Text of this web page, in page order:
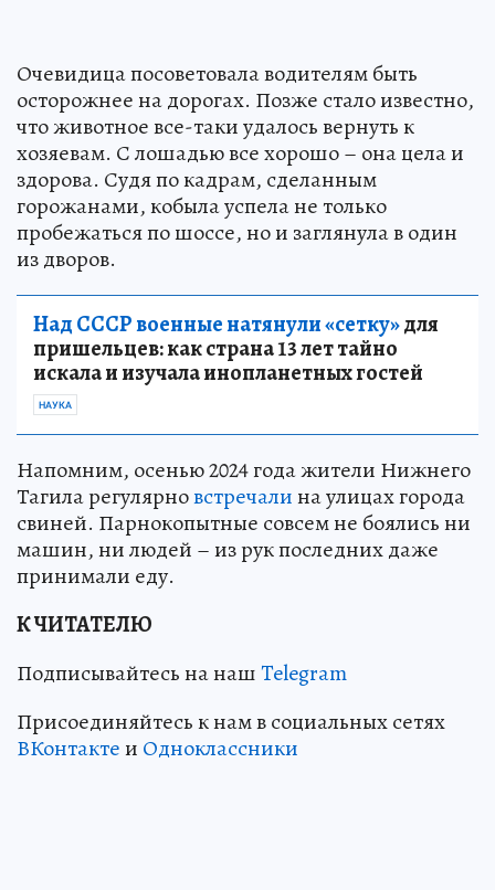
Очевидица посоветовала водителям быть
осторожнее на дорогах. Позже стало известно,
что животное все-таки удалось вернуть к
хозяевам. С лошадью все хорошо – она цела и
здорова. Судя по кадрам, сделанным
горожанами, кобыла успела не только
пробежаться по шоссе, но и заглянула в один
из дворов.
Над СССР военные натянули «сетку»для
пришельцев: как страна 13 лет тайно
искала и изучала инопланетных гостей
НАУКА
Напомним, осенью 2024 года жители Нижнего
Тагила регулярновстречалина улицах города
свиней. Парнокопытные совсем не боялись ни
машин, ни людей – из рук последних даже
принимали еду.
К ЧИТАТЕЛЮ
Подписывайтесь на нашTelegram
Присоединяйтесь к нам в социальных сетях
ВКонтактеи Одноклассники